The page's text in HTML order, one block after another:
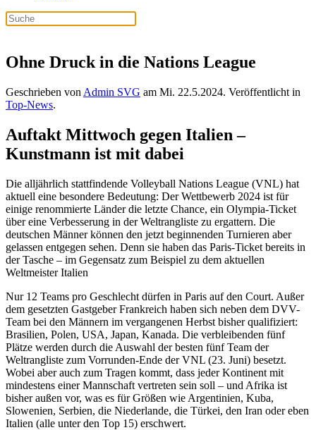
Ohne Druck in die Nations League
Geschrieben von Admin SVG am Mi. 22.5.2024. Veröffentlicht in
Top-News.
Auftakt Mittwoch gegen Italien –
Kunstmann ist mit dabei
Die alljährlich stattfindende Volleyball Nations League (VNL) hat
aktuell eine besondere Bedeutung: Der Wettbewerb 2024 ist für
einige renommierte Länder die letzte Chance, ein Olympia-Ticket
über eine Verbesserung in der Weltrangliste zu ergattern. Die
deutschen Männer können den jetzt beginnenden Turnieren aber
gelassen entgegen sehen. Denn sie haben das Paris-Ticket bereits in
der Tasche – im Gegensatz zum Beispiel zu dem aktuellen
Weltmeister Italien
Nur 12 Teams pro Geschlecht dürfen in Paris auf den Court. Außer
dem gesetzten Gastgeber Frankreich haben sich neben dem DVV-
Team bei den Männern im vergangenen Herbst bisher qualifiziert:
Brasilien, Polen, USA, Japan, Kanada. Die verbleibenden fünf
Plätze werden durch die Auswahl der besten fünf Team der
Weltrangliste zum Vorrunden-Ende der VNL (23. Juni) besetzt.
Wobei aber auch zum Tragen kommt, dass jeder Kontinent mit
mindestens einer Mannschaft vertreten sein soll – und Afrika ist
bisher außen vor, was es für Größen wie Argentinien, Kuba,
Slowenien, Serbien, die Niederlande, die Türkei, den Iran oder eben
Italien (alle unter den Top 15) erschwert.